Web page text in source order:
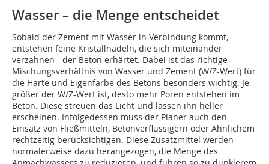
Wasser – die Menge entscheidet
Sobald der Zement mit Wasser in Verbindung kommt,
entstehen feine Kristallnadeln, die sich miteinander
verzahnen - der Beton erhärtet. Dabei ist das richtige
Mischungsverhältnis von Wasser und Zement (W/Z-Wert) für
die Härte und Eigenfarbe des Betons besonders wichtig. Je
größer der W/Z-Wert ist, desto mehr Poren entstehen im
Beton. Diese streuen das Licht und lassen ihn heller
erscheinen. Infolgedessen muss der Planer auch den
Einsatz von Fließmitteln, Betonverflüssigern oder Ähnlichem
rechtzeitig berücksichtigen. Diese Zusatzmittel werden
normalerweise dazu herangezogen, die Menge des